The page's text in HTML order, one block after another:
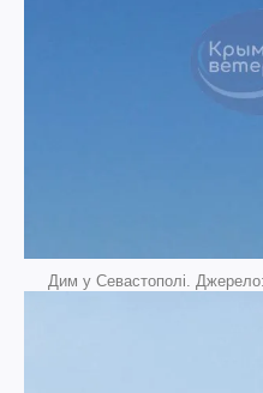
Дим у Севастополі.